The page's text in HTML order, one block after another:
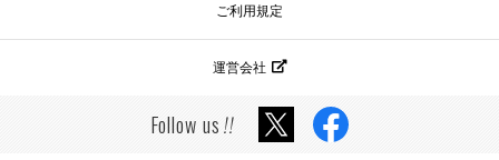
ご利用規定
運営会社
Follow us!!